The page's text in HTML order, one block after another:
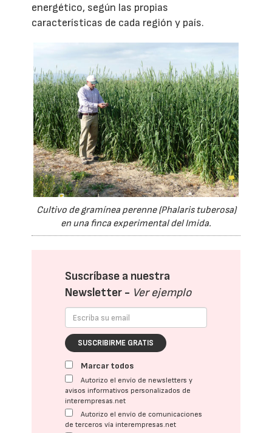
energético, según las propias
características de cada región y país.
Cultivo de gramínea perenne (Phalaris tuberosa)
en una finca experimental del Imida.
Suscríbase a nuestra
Newsletter - Ver ejemplo
SUSCRIBIRME GRATIS
Marcar todos
Autorizo el envío de newsletters y
avisos informativos personalizados de
interempresas.net
Autorizo el envío de comunicaciones
de terceros vía interempresas.net